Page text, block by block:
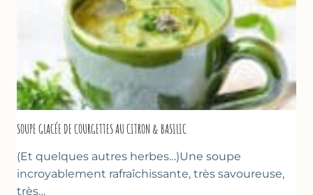
SOUPE GLACÉE DE COURGETTES AU CITRON & BASILIC
(Et quelques autres herbes…)Une soupe
incroyablement rafraîchissante, très savoureuse,
très…